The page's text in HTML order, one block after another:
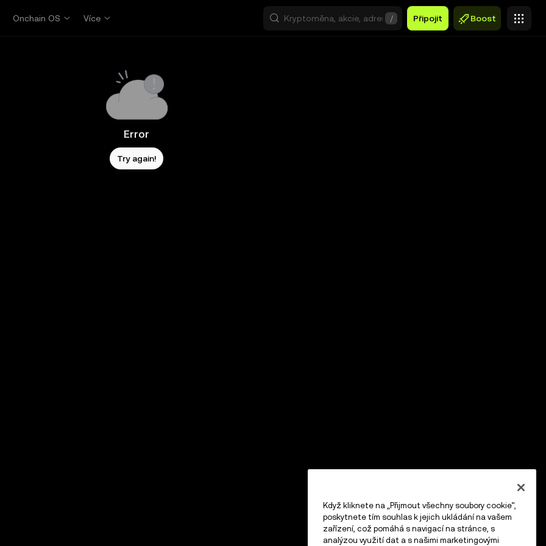
Onchain OS Více / Připojit Boost
Error
Try again!
Když kliknete na „Přijmout všechny soubory cookie“,
poskytnete tím souhlas k jejich ukládání na vašem
zařízení, což pomáhá s navigací na stránce, s
analýzou využití dat a s našimi marketingovými